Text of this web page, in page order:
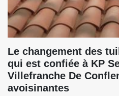
Le changement des
qui est confiée à KP
Villefranche De
avoisinantes